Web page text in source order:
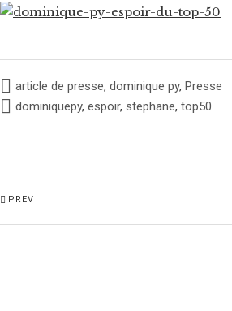
article de presse, dominique py, Presse
dominiquepy, espoir, stephane, top50
PREV